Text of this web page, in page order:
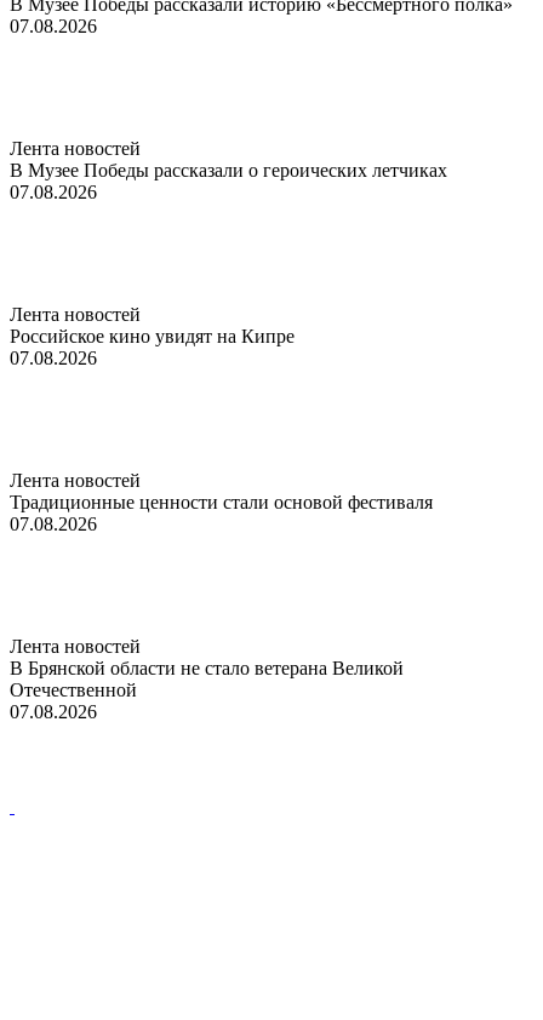
07.08.2026
Лента новостей
В Музее Победы рассказали о героических летчиках
07.08.2026
Лента новостей
Российское кино увидят на Кипре
07.08.2026
Лента новостей
Традиционные ценности стали основой фестиваля
07.08.2026
Лента новостей
В Брянской области не стало ветерана Великой
Отечественной
07.08.2026